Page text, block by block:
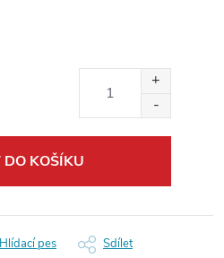
DO KOŠÍKU
Hlídací pes Sdílet